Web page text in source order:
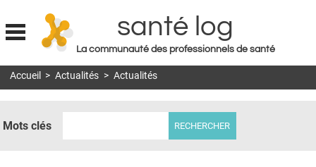
Jump to navigation
santé log
La communauté des professionnels de santé
MON COMPTE
Accueil > Actualités > Actualités
Mots clés